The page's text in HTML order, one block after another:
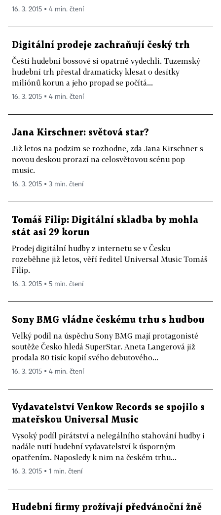
16. 3. 2015 ▪ 4 min. čtení
Digitální prodeje zachraňují český trh
Čeští hudební bossové si opatrně vydechli. Tuzemský
hudební trh přestal dramaticky klesat o desítky
miliónů korun a jeho propad se počítá...
16. 3. 2015 ▪ 4 min. čtení
Jana Kirschner: světová star?
Již letos na podzim se rozhodne, zda Jana Kirschner s
novou deskou prorazí na celosvětovou scénu pop
music.
16. 3. 2015 ▪ 3 min. čtení
Tomáš Filip: Digitální skladba by mohla
stát asi 29 korun
Prodej digitální hudby z internetu se v Česku
rozeběhne již letos, věří ředitel Universal Music Tomáš
Filip.
16. 3. 2015 ▪ 5 min. čtení
Sony BMG vládne českému trhu s hudbou
Velký podíl na úspěchu Sony BMG mají protagonisté
soutěže Česko hledá SuperStar. Aneta Langerová již
prodala 80 tisíc kopií svého debutového...
16. 3. 2015 ▪ 4 min. čtení
Vydavatelství Venkow Records se spojilo s
mateřskou Universal Music
Vysoký podíl pirátství a nelegálního stahování hudby i
nadále nutí hudební vydavatelství k úsporným
opatřením. Naposledy k nim na českém trhu...
16. 3. 2015 ▪ 1 min. čtení
Hudební firmy prožívají předvánoční žně